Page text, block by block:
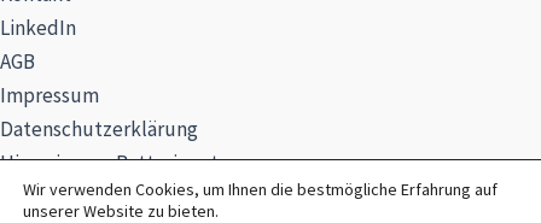
LinkedIn
AGB
Impressum
Datenschutzerklärung
Hinweise zur Batterieentsorgung
Wir verwenden Cookies, um Ihnen die bestmögliche Erfahrung auf
unserer Website zu bieten.